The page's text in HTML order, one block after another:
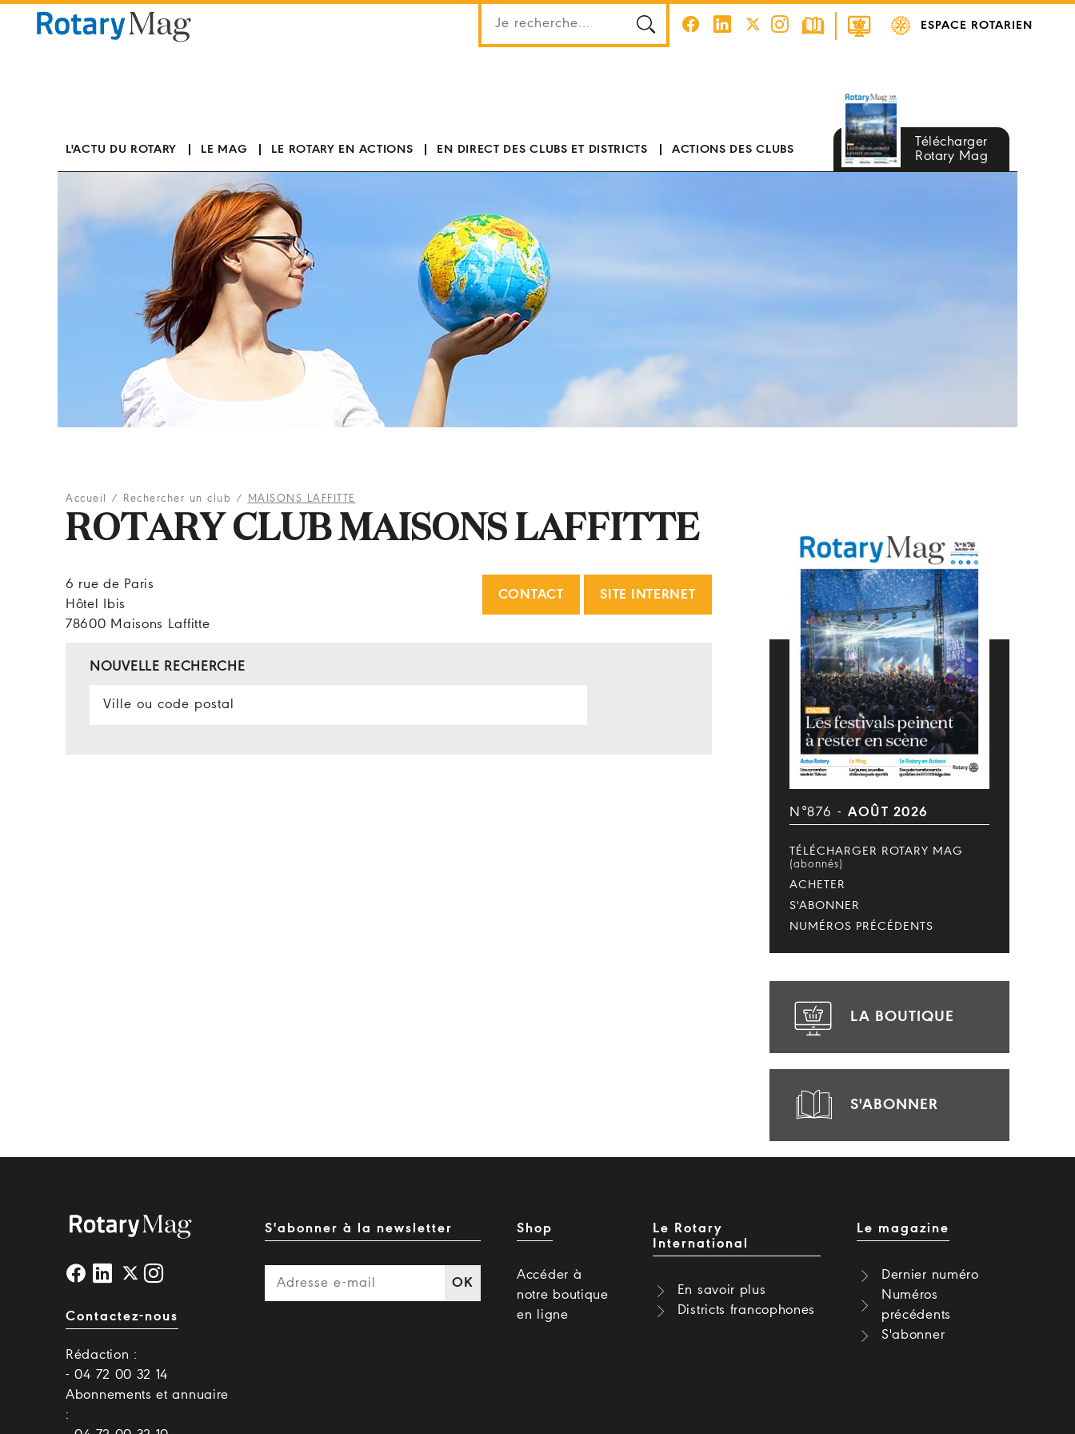
ESPACE ROTARIEN
L'ACTU DU ROTARY LE MAG LE ROTARY EN ACTIONS EN DIRECT DES CLUBS ET DISTRICTS ACTIONS DES CLUBS
Télécharger
Rotary Mag
Accueil / Rechercher un club / MAISONS LAFFITTE
ROTARY CLUB MAISONS LAFFITTE
6 rue de Paris
Hôtel Ibis
78600 Maisons Laffitte
CONTACT SITE INTERNET
NOUVELLE RECHERCHE
N°876 - AOÛT 2026
TÉLÉCHARGER ROTARY MAG
(abonnés)
ACHETER
S'ABONNER
NUMÉROS PRÉCÉDENTS
LA BOUTIQUE
S'ABONNER
Contactez-nous
Rédaction :
- 04 72 00 32 14
Abonnements et annuaire
:
S'abonner à la newsletter
OK
Shop
Accéder à
notre boutique
en ligne
Le Rotary
International
En savoir plus
Districts francophones
Le magazine
Dernier numéro
Numéros
précédents
S'abonner
Panneau de gestion des cookies